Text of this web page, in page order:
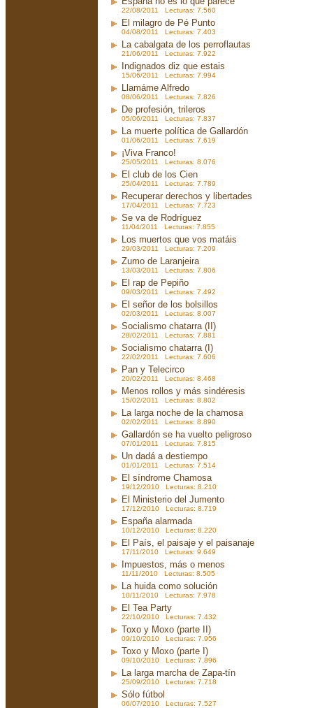
22/08/2011 Lecturas: 7.560
El milagro de Pé Punto
04/08/2011 Lecturas: 7.403
La cabalgata de los perroflautas
21/06/2011 Lecturas: 7.922
Indignados diz que estais
15/06/2011 Lecturas: 7.994
Llamáme Alfredo
08/06/2011 Lecturas: 7.826
De profesión, trileros
05/06/2011 Lecturas: 7.837
La muerte política de Gallardón
01/06/2011 Lecturas: 7.619
¡Viva Franco!
25/05/2011 Lecturas: 8.076
El club de los Cien
25/04/2011 Lecturas: 7.789
Recuperar derechos y libertades
17/04/2011 Lecturas: 7.723
Se va de Rodríguez
11/04/2011 Lecturas: 7.855
Los muertos que vos matáis
29/03/2011 Lecturas: 7.209
Zumo de Laranjeira
13/03/2011 Lecturas: 7.806
El rap de Pepiño
09/03/2011 Lecturas: 7.492
El señor de los bolsillos
02/03/2011 Lecturas: 8.007
Socialismo chatarra (II)
28/02/2011 Lecturas: 7.881
Socialismo chatarra (I)
22/02/2011 Lecturas: 7.606
Pan y Telecirco
20/02/2011 Lecturas: 8.468
Menos rollos y más sindéresis
15/02/2011 Lecturas: 8.802
La larga noche de la chamosa
02/02/2011 Lecturas: 8.890
Gallardón se ha vuelto peligroso
07/01/2011 Lecturas: 7.815
Un dadá a destiempo
01/01/2011 Lecturas: 7.514
El síndrome Chamosa
19/12/2010 Lecturas: 8.210
El Ministerio del Jumento
17/12/2010 Lecturas: 8.719
España alarmada
10/12/2010 Lecturas: 8.220
El País, el paisaje y el paisanaje
17/11/2010 Lecturas: 9.649
Impuestos, más o menos
11/11/2010 Lecturas: 8.505
La huida como solución
10/11/2010 Lecturas: 7.978
El Tea Party
22/10/2010 Lecturas: 7.432
Toxo y Moxo (parte II)
09/10/2010 Lecturas: 7.956
Toxo y Moxo (parte I)
09/10/2010 Lecturas: 7.896
La larga marcha de Zapa-tín
25/09/2010 Lecturas: 7.718
Sólo fútbol
06/07/2010 Lecturas: 7.527